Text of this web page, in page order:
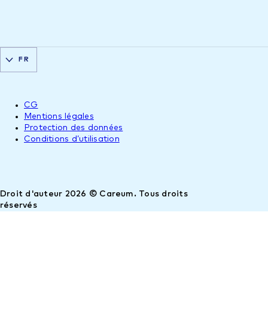
Droit d'auteur 2026 © Careum. Tous droits
réservés
CG
Mentions légales
Protection des données
Conditions d’utilisation
FR